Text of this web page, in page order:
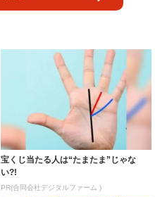
宝くじ当たる人は“たまたま”じゃな
い?!
PR(合同会社デジタルファーム )